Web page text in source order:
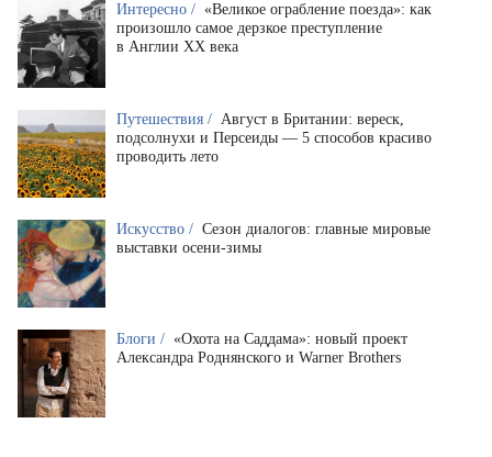
Интересно / «Великое ограбление поезда»: как
произошло самое дерзкое преступление
в Англии XX века
Путешествия / Август в Британии: вереск,
подсолнухи и Персеиды — 5 способов красиво
проводить лето
Искусство / Сезон диалогов: главные мировые
выставки осени-зимы
Блоги / «Охота на Саддама»: новый проект
Александра Роднянского и Warner Brothers